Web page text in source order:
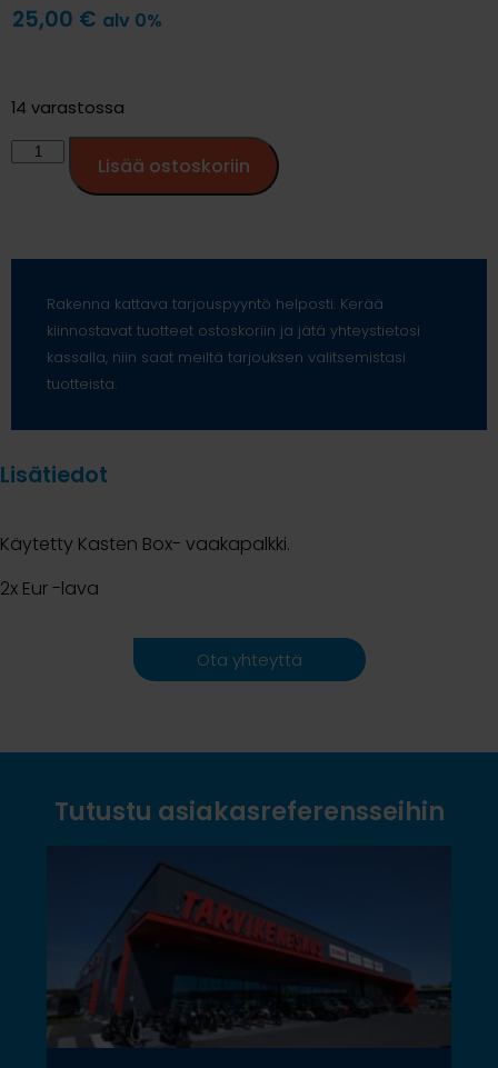
25,00 € alv 0%
14 varastossa
Lisää ostoskoriin
Rakenna kattava tarjouspyyntö helposti. Kerää
kiinnostavat tuotteet ostoskoriin ja jätä yhteystietosi
kassalla, niin saat meiltä tarjouksen valitsemistasi
tuotteista.
Lisätiedot
Käytetty Kasten Box- vaakapalkki.
2x Eur -lava
Ota yhteyttä
Tutustu asiakasreferensseihin